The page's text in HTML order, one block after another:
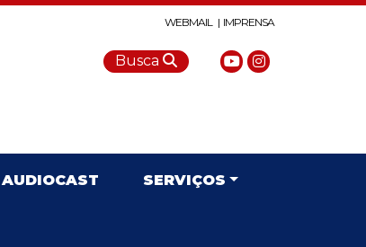
WEBMAIL | IMPRENSA
Busca
AUDIOCAST SERVIÇOS